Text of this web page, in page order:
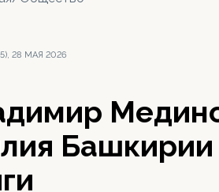
28 МАЯ 2026